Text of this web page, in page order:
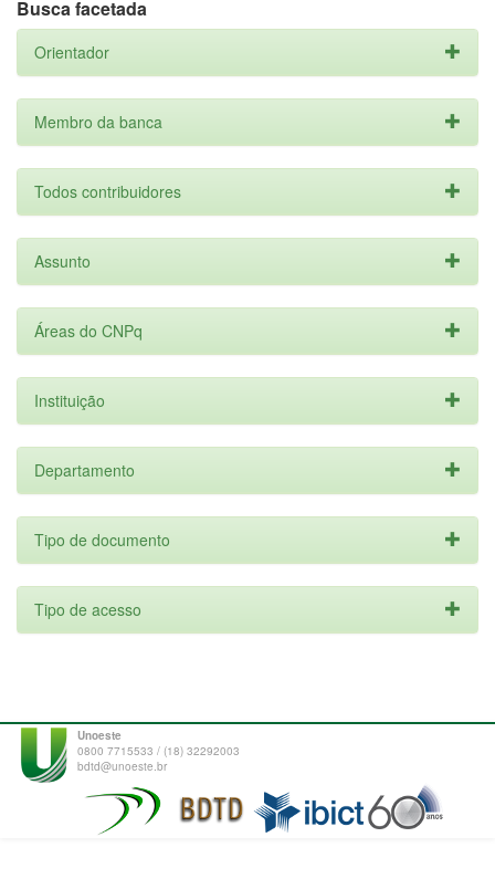
Busca facetada
Orientador
Membro da banca
Todos contribuidores
Assunto
Áreas do CNPq
Instituição
Departamento
Tipo de documento
Tipo de acesso
Unoeste
0800 7715533 / (18) 32292003
bdtd@unoeste.br